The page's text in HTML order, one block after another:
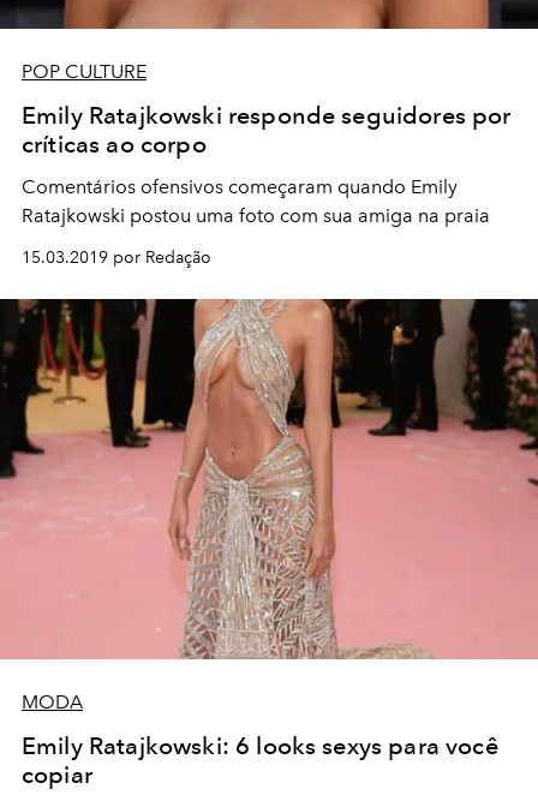
POP CULTURE
Emily Ratajkowski responde seguidores por
críticas ao corpo
Comentários ofensivos começaram quando Emily
Ratajkowski postou uma foto com sua amiga na praia
15.03.2019 por Redação
MODA
Emily Ratajkowski: 6 looks sexys para você
copiar